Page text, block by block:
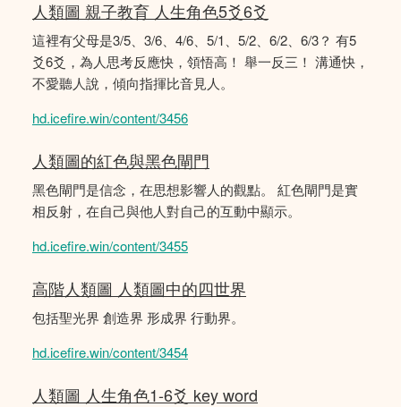
人類圖 親子教育 人生角色5爻6爻
這裡有父母是3/5、3/6、4/6、5/1、5/2、6/2、6/3？ 有5
爻6爻，為人思考反應快，領悟高！ 舉一反三！ 溝通快，
不愛聽人說，傾向指揮比音見人。
hd.icefire.win/content/3456
人類圖的紅色與黑色閘門
黑色閘門是信念，在思想影響人的觀點。 紅色閘門是實
相反射，在自己與他人對自己的互動中顯示。
hd.icefire.win/content/3455
高階人類圖 人類圖中的四世界
包括聖光界 創造界 形成界 行動界。
hd.icefire.win/content/3454
人類圖 人生角色1-6爻 key word